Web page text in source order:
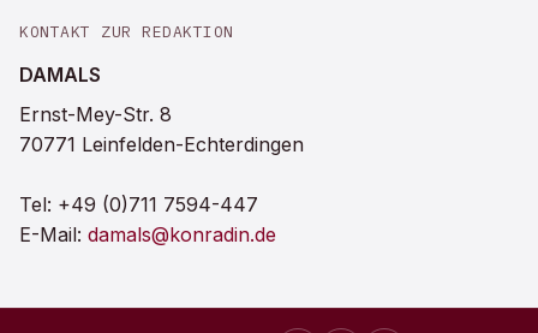
KONTAKT ZUR REDAKTION
DAMALS
Ernst-Mey-Str. 8
70771 Leinfelden-Echterdingen
Tel: +49 (0)711 7594-447
E-Mail: damals@konradin.de